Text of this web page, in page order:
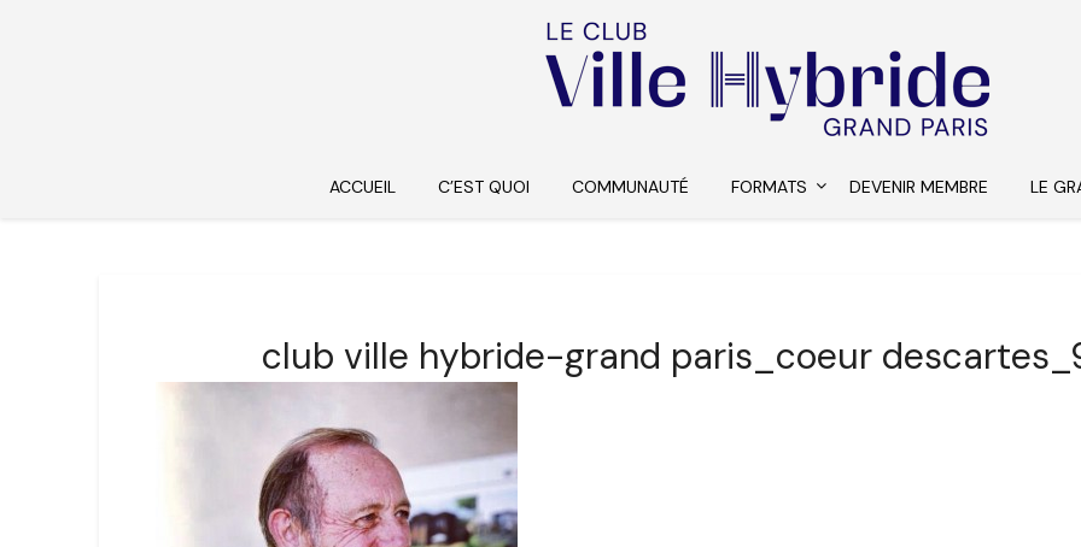
ACCUEIL C’EST QUOI COMMUNAUTÉ FORMATS DEVENIR MEMBRE LE
club ville hybride-grand paris_coeur